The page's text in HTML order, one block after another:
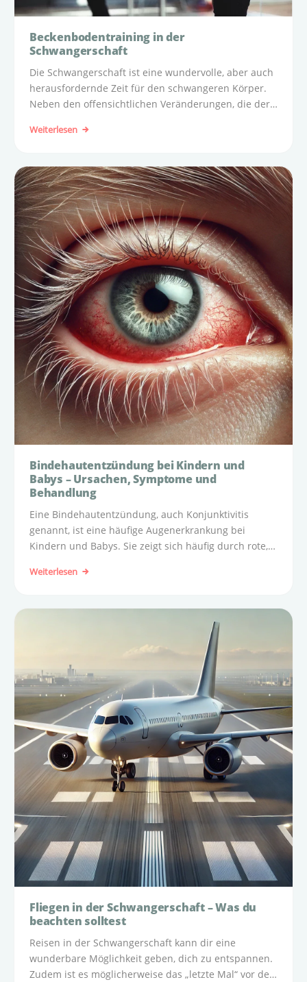
Beckenbodentraining in der
Schwangerschaft
Die Schwangerschaft ist eine wundervolle, aber auch
herausfordernde Zeit für den schwangeren Körper.
Neben den offensichtlichen Veränderungen, die der
Frauen erst spät auf die Bedeutung des
Weiterlesen
Bindehautentzündung bei Kindern und
Babys – Ursachen, Symptome und
Behandlung
Eine Bindehautentzündung, auch Konjunktivitis
genannt, ist eine häufige Augenerkrankung bei
Kindern und Babys. Sie zeigt sich häufig durch rote,
Erkrankung kann durch Bakterien, Viren oder
Weiterlesen
Fliegen in der Schwangerschaft – Was du
beachten solltest
Reisen in der Schwangerschaft kann dir eine
wunderbare Möglichkeit geben, dich zu entspannen.
Zudem ist es möglicherweise das „letzte Mal“ vor der